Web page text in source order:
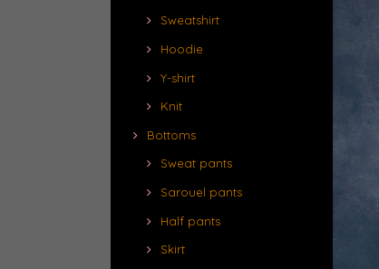
Sweatshirt
Hoodie
Y-shirt
Knit
Bottoms
Sweat pants
Sarouel pants
Half pants
Skirt